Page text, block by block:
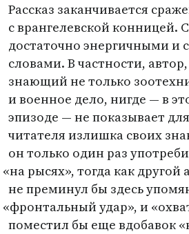
Рассказ заканчивается
с врангелевской конницей.
достаточно энергичными и
словами. В частности,
знающий не только
и военное дело, нигде — в
эпизоде — не показывает
читателя излишка своих
он только один раз
«на рысях», тогда как другой
не преминул бы здесь
«фронтальный удар», и
поместил бы еще вдобавок «